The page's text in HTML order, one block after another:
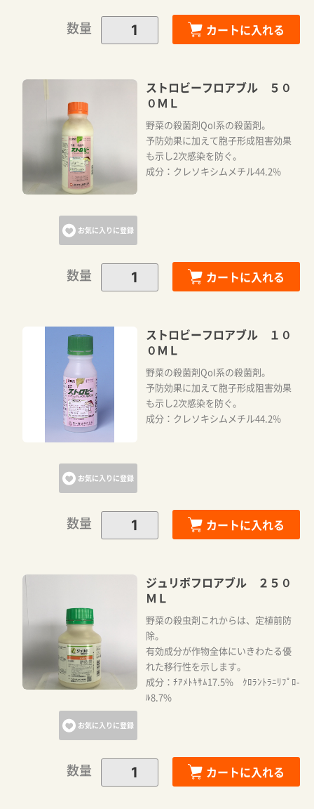
数量 カートに入れる
お気に入りに登録
ストロビーフロアブル ５０
０ＭＬ
野菜の殺菌剤QoI系の殺菌剤。
予防効果に加えて胞子形成阻害効果
も示し2次感染を防ぐ。
成分：クレソキシムメチル44.2%
数量 カートに入れる
お気に入りに登録
ストロビーフロアブル １０
０ＭＬ
野菜の殺菌剤QoI系の殺菌剤。
予防効果に加えて胞子形成阻害効果
も示し2次感染を防ぐ。
成分：クレソキシムメチル44.2%
数量 カートに入れる
お気に入りに登録
ジュリボフロアブル ２５０
ＭＬ
野菜の殺虫剤これからは、定植前防
除。
有効成分が作物全体にいきわたる優
れた移行性を示します。
成分：ﾁｱﾒﾄｷｻﾑ17.5% ｸﾛﾗﾝﾄﾗﾆﾘﾌﾟﾛ-
ﾙ8.7%
数量 カートに入れる
お買い物を続ける